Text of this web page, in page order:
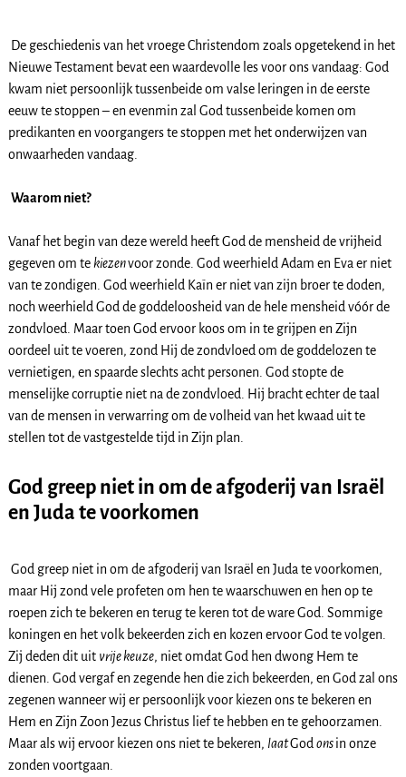
De geschiedenis van het vroege Christendom zoals opgetekend in het
Nieuwe Testament bevat een waardevolle les voor ons vandaag: God
kwam niet persoonlijk tussenbeide om valse leringen in de eerste
eeuw te stoppen – en evenmin zal God tussenbeide komen om
predikanten en voorgangers te stoppen met het onderwijzen van
onwaarheden vandaag.
Waarom niet?
Vanaf het begin van deze wereld heeft God de mensheid de vrijheid
gegeven om te kiezenvoor zonde. God weerhield Adam en Eva er niet
van te zondigen. God weerhield Kaïn er niet van zijn broer te doden,
noch weerhield God de goddeloosheid van de hele mensheid vóór de
zondvloed. Maar toen God ervoor koos om in te grijpen en Zijn
oordeel uit te voeren, zond Hij de zondvloed om de goddelozen te
vernietigen, en spaarde slechts acht personen. God stopte de
menselijke corruptie niet na de zondvloed. Hij bracht echter de taal
van de mensen in verwarring om de volheid van het kwaad uit te
stellen tot de vastgestelde tijd in Zijn plan.
God greep niet in om de afgoderij van Israël
en Juda te voorkomen
God greep niet in om de afgoderij van Israël en Juda te voorkomen,
maar Hij zond vele profeten om hen te waarschuwen en hen op te
roepen zich te bekeren en terug te keren tot de ware God. Sommige
koningen en het volk bekeerden zich en kozen ervoor God te volgen.
Zij deden dit uit vrije keuze, niet omdat God hen dwong Hem te
dienen. God vergaf en zegende hen die zich bekeerden, en God zal ons
zegenen wanneer wij er persoonlijk voor kiezen ons te bekeren en
Hem en Zijn Zoon Jezus Christus lief te hebben en te gehoorzamen.
Maar als wij ervoor kiezen ons niet te bekeren, laatGod onsin onze
zonden voortgaan.